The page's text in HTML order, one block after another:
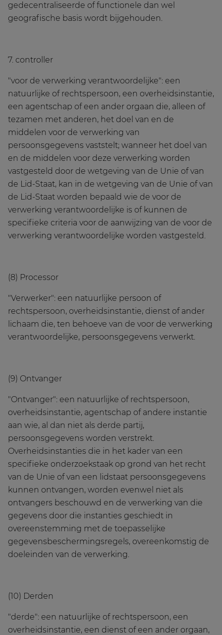
gedecentraliseerde of functionele dan wel
geografische basis wordt bijgehouden.
7. controller
"voor de verwerking verantwoordelijke": een
natuurlijke of rechtspersoon, een overheidsinstantie,
een agentschap of een ander orgaan die, alleen of
tezamen met anderen, het doel van en de
middelen voor de verwerking van
persoonsgegevens vaststelt; wanneer het doel van
en de middelen voor deze verwerking worden
vastgesteld door de wetgeving van de Unie of van
de Lid-Staat, kan in de wetgeving van de Unie of van
de Lid-Staat worden bepaald wie de voor de
verwerking verantwoordelijke is of kunnen de
specifieke criteria voor de aanwijzing van de voor de
verwerking verantwoordelijke worden vastgesteld.
(8) Processor
"Verwerker": een natuurlijke persoon of
rechtspersoon, overheidsinstantie, dienst of ander
lichaam die, ten behoeve van de voor de verwerking
verantwoordelijke, persoonsgegevens verwerkt.
(9) Ontvanger
"Ontvanger": een natuurlijke of rechtspersoon,
overheidsinstantie, agentschap of andere instantie
aan wie, al dan niet als derde partij,
persoonsgegevens worden verstrekt.
Overheidsinstanties die in het kader van een
specifieke onderzoekstaak op grond van het recht
van de Unie of van een lidstaat persoonsgegevens
kunnen ontvangen, worden evenwel niet als
ontvangers beschouwd en de verwerking van die
gegevens door die instanties geschiedt in
overeenstemming met de toepasselijke
gegevensbeschermingsregels, overeenkomstig de
doeleinden van de verwerking.
(10) Derden
"derde": een natuurlijke of rechtspersoon, een
overheidsinstantie, een dienst of een ander orgaan,